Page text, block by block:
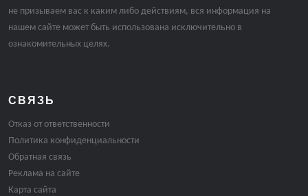
не призываем вас к каким либо действиям, вся информация на
нашем сайте может быть использована исключительно в
ознакомительных целях.
СВЯЗЬ
Отказ от ответственности
Политика конфиденциальности
Обратная связь
Реклама на сайте
Карта сайта